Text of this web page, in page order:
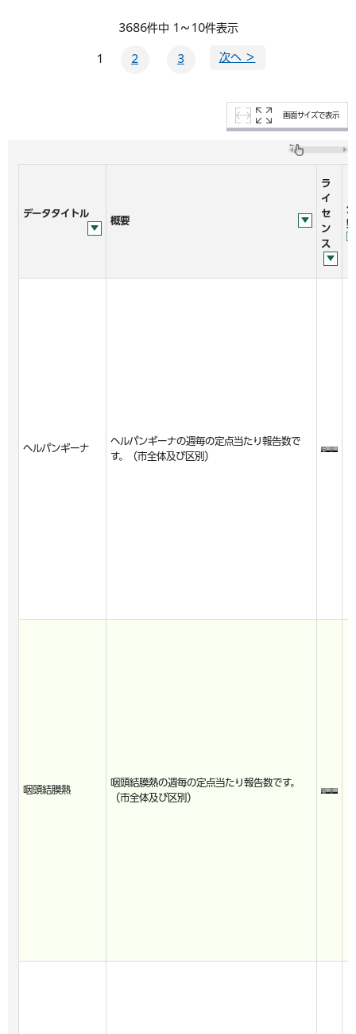
3686件中 1～10件表示
1 2 3 次へ ＞
画面サイズで表示
データタイトル
概要
ラ
イ
セ
ン
ス
分
野
ヘルパンギーナ
ヘルパンギーナの週毎の定点当たり報告数で
す。（市全体及び区別）
咽頭結膜熱
咽頭結膜熱の週毎の定点当たり報告数です。
（市全体及び区別）